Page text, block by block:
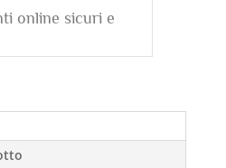
online sicuri e